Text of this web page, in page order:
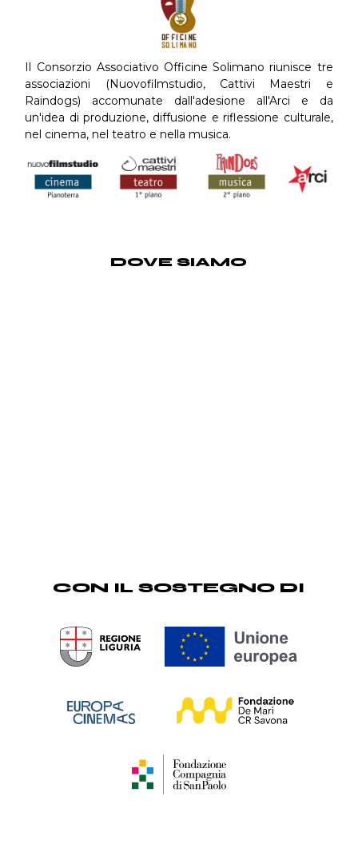
Il Consorzio Associativo Officine Solimano riunisce tre
associazioni (Nuovofilmstudio, Cattivi Maestri e
Raindogs) accomunate dall'adesione all'Arci e da
un'idea di produzione, diffusione e riflessione culturale,
nel cinema, nel teatro e nella musica.
DOVE SIAMO
CON IL SOSTEGNO DI